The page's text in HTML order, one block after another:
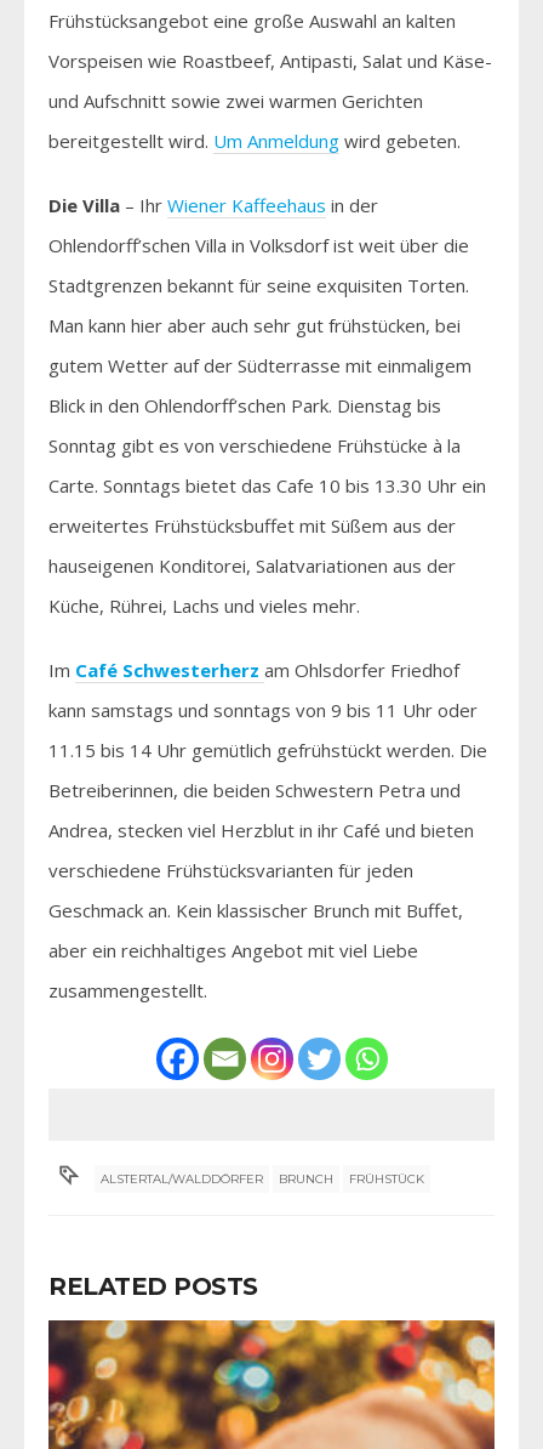
Frühstücksangebot eine große Auswahl an kalten
Vorspeisen wie Roastbeef, Antipasti, Salat und Käse-
und Aufschnitt sowie zwei warmen Gerichten
bereitgestellt wird. Um Anmeldung wird gebeten.
Die Villa – Ihr Wiener Kaffeehaus in der
Ohlendorff’schen Villa in Volksdorf ist weit über die
Stadtgrenzen bekannt für seine exquisiten Torten.
Man kann hier aber auch sehr gut frühstücken, bei
gutem Wetter auf der Südterrasse mit einmaligem
Blick in den Ohlendorff’schen Park. Dienstag bis
Sonntag gibt es von verschiedene Frühstücke à la
Carte. Sonntags bietet das Cafe 10 bis 13.30 Uhr ein
erweitertes Frühstücksbuffet mit Süßem aus der
hauseigenen Konditorei, Salatvariationen aus der
Küche, Rührei, Lachs und vieles mehr.
Im Café Schwesterherz am Ohlsdorfer Friedhof
kann samstags und sonntags von 9 bis 11 Uhr oder
11.15 bis 14 Uhr gemütlich gefrühstückt werden. Die
Betreiberinnen, die beiden Schwestern Petra und
Andrea, stecken viel Herzblut in ihr Café und bieten
verschiedene Frühstücksvarianten für jeden
Geschmack an. Kein klassischer Brunch mit Buffet,
aber ein reichhaltiges Angebot mit viel Liebe
zusammengestellt.
ALSTERTAL/WALDDÖRFER BRUNCH FRÜHSTÜCK
RELATED POSTS